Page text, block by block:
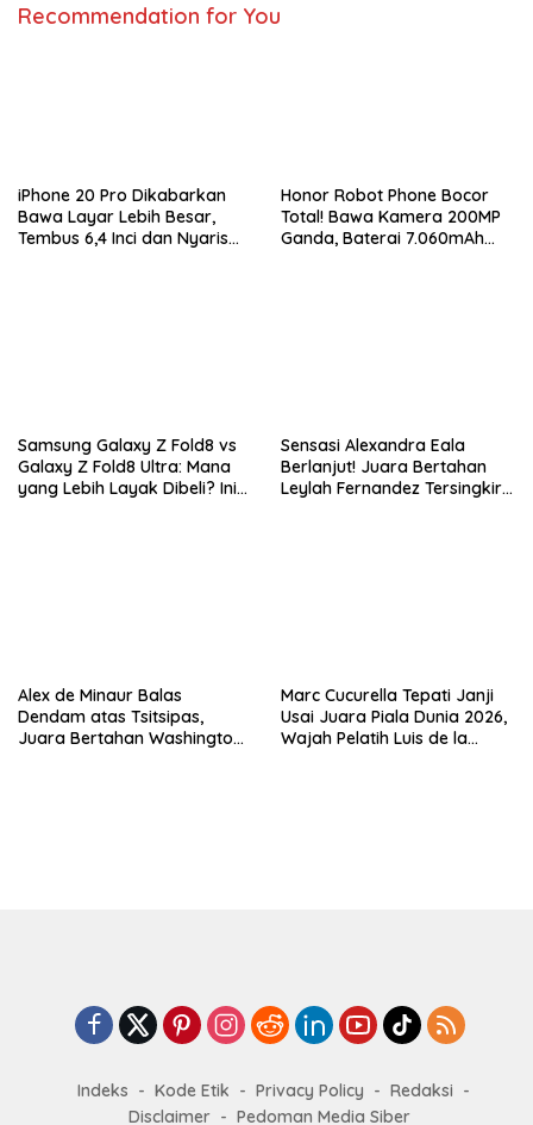
Recommendation for You
iPhone 20 Pro Dikabarkan
Bawa Layar Lebih Besar,
Tembus 6,4 Inci dan Nyaris
Honor Robot Phone Bocor
Total! Bawa Kamera 200MP
Ganda, Baterai 7.060mAh
Samsung Galaxy Z Fold8 vs
Galaxy Z Fold8 Ultra: Mana
yang Lebih Layak Dibeli? Ini
Sensasi Alexandra Eala
Berlanjut! Juara Bertahan
Leylah Fernandez Tersingkir
Alex de Minaur Balas
Dendam atas Tsitsipas,
Juara Bertahan Washington
Marc Cucurella Tepati Janji
Usai Juara Piala Dunia 2026,
Wajah Pelatih Luis de la
Indeks Kode Etik Privacy Policy
Redaksi
Disclaimer
Pedoman Media Siber